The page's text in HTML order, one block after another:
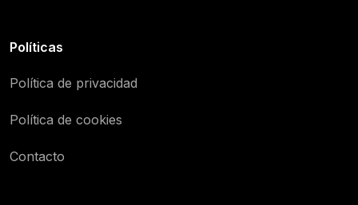
Políticas
Política de privacidad
Política de cookies
Contacto